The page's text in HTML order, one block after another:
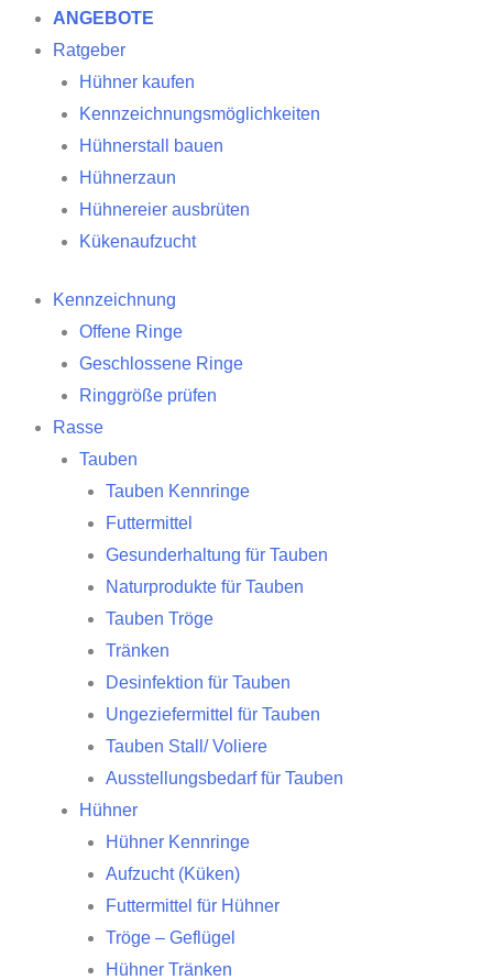
ANGEBOTE
Ratgeber
Hühner kaufen
Kennzeichnungsmöglichkeiten
Hühnerstall bauen
Hühnerzaun
Hühnereier ausbrüten
Kükenaufzucht
Kennzeichnung
Offene Ringe
Geschlossene Ringe
Ringgröße prüfen
Rasse
Tauben
Tauben Kennringe
Futtermittel
Gesunderhaltung für Tauben
Naturprodukte für Tauben
Tauben Tröge
Tränken
Desinfektion für Tauben
Ungeziefermittel für Tauben
Tauben Stall/ Voliere
Ausstellungsbedarf für Tauben
Hühner
Hühner Kennringe
Aufzucht (Küken)
Futtermittel für Hühner
Tröge – Geflügel
Hühner Tränken